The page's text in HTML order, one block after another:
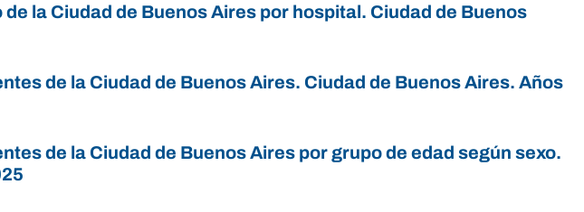
la Ciudad de Buenos Aires por hospital. Ciudad de Buenos
de la Ciudad de Buenos Aires. Ciudad de Buenos Aires. Años
de la Ciudad de Buenos Aires por grupo de edad según sexo.